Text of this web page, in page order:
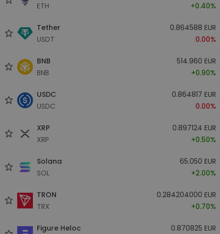
ETH
+0.40%
Tether
USDT
0.864588 EUR
0.00%
BNB
BNB
514.960 EUR
+0.90%
USDC
USDC
0.864817 EUR
0.00%
XRP
XRP
0.897124 EUR
+0.50%
Solana
SOL
65.050 EUR
+2.00%
TRON
TRX
0.284204000 EUR
+0.70%
Figure Heloc
0.870825 EUR